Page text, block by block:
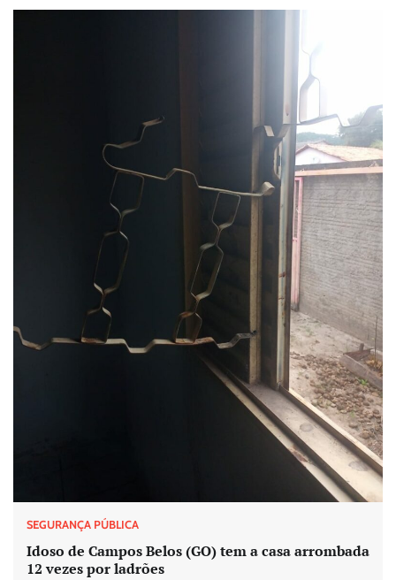
SEGURANÇA PÚBLICA
Idoso de Campos Belos (GO) tem a casa arrombada
12 vezes por ladrões